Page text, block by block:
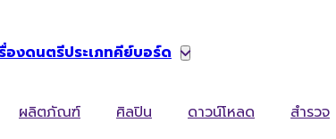
องดนตรีประเภทคีย์บอร์ด
ผลิตภัณฑ์ ศิลปิน ดาวน์โหลด สำรวจ